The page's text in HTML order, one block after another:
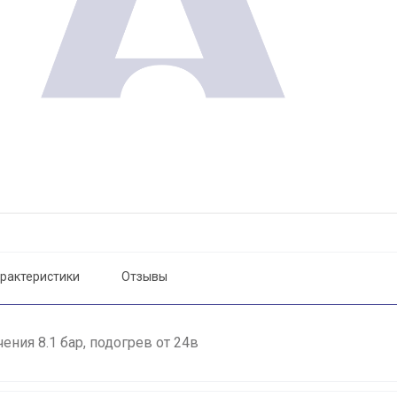
Отзывы
8.1 бар, подогрев от 24в